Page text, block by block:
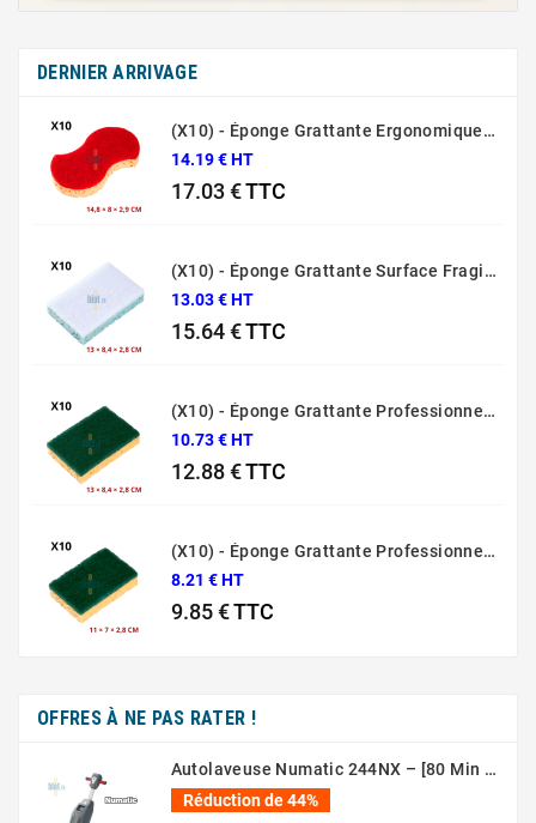
DERNIER ARRIVAGE
(X10) - Éponge Grattante Ergonomique Rouge Sponrex 92
14.19 € HT
17.03 €TTC
(X10) - Éponge Grattante Surface Fragile Bleue Sponrex 79
13.03 € HT
15.64 €TTC
(X10) - Éponge Grattante Professionnelle Sponrex 74
10.73 € HT
12.88 €TTC
(X10) - Éponge Grattante Professionnelle Sponrex 52
8.21 € HT
9.85 €TTC
OFFRES À NE PAS RATER !
Autolaveuse Numatic 244NX – [80 Min – 44 Cm – 36V]
Réduction de 44%